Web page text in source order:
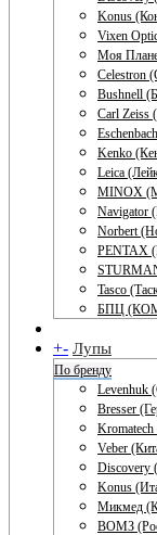
Konus
Vixen
Моя
Celestron
Bushnell
Carl Zeiss
Kenko
Leica
MINOX
Navigator
Norbert
PENTAX
Tasco
БПЦ
+- Лупы
По бренду
Bresser
Veber
Konus
Микмед
ВОМЗ